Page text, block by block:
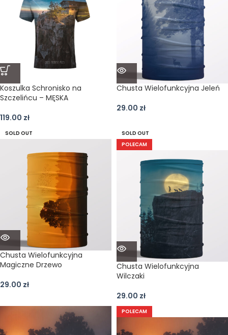
Koszulka Schronisko na
Szczelińcu – MĘSKA
119.00 zł
Chusta Wielofunkcyjna Jeleń
29.00 zł
SOLD OUT
Chusta Wielofunkcyjna
Magiczne Drzewo
29.00 zł
SOLD OUT
POLECAM
Chusta Wielofunkcyjna
Wilczaki
29.00 zł
POLECAM